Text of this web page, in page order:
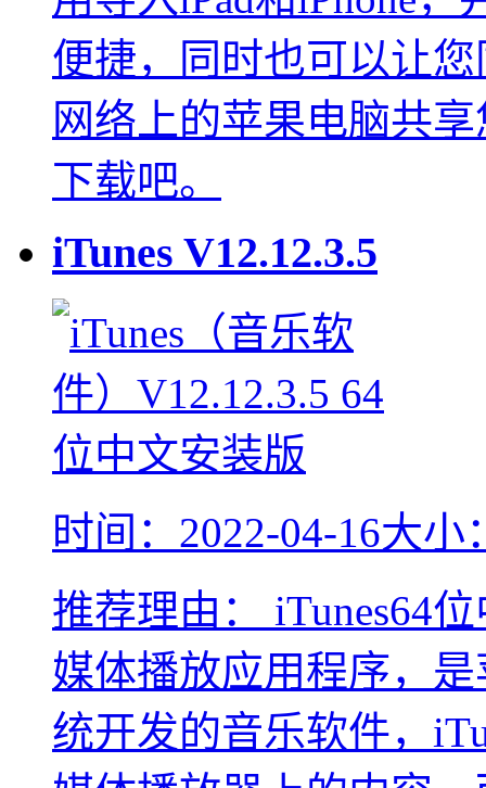
便捷，同时也可以让
网络上的苹果电脑共
下载吧。
iTunes V12.12.3.5
时间：2022-04-16大小
推荐理由：
iTunes64
媒体播放应用程序，
统开发的音乐软件，